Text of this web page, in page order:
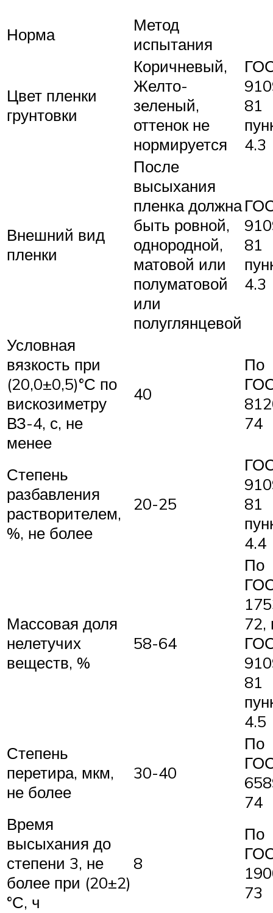
Норма
Метод
испытания
Цвет пленки
грунтовки
Коричневый,
Желто-
зеленый,
оттенок не
нормируется
81
4.3
Внешний вид
пленки
После
высыхания
пленка должна
быть ровной,
однородной,
матовой или
полуматовой
или
полуглянцевой
81
4.3
Условная
вязкость при
(20,0±0,5)°С по
вискозиметру
ВЗ-4, с, не
менее
40
По
74
Степень
разбавления
растворителем,
%, не более
20-25
81
4.4
Массовая доля
нелетучих
веществ, %
58-64
По
72,
81
4.5
Степень
перетира, мкм,
не более
30-40
По
74
Время
высыхания до
степени 3, не
более при (20±2)
°С, ч
8
По
73